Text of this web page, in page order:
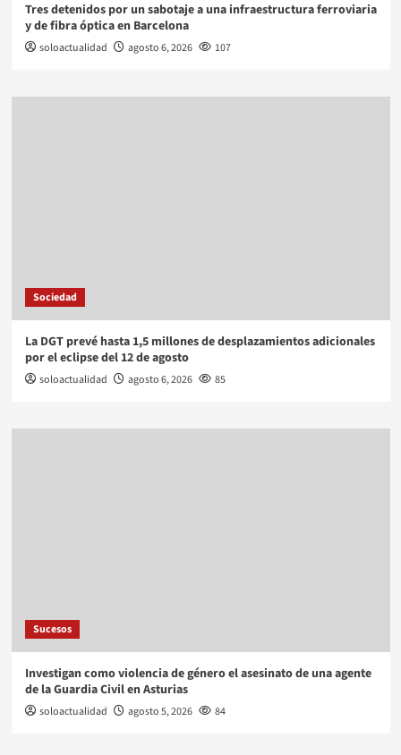
Tres detenidos por un sabotaje a una infraestructura ferroviaria
y de fibra óptica en Barcelona
soloactualidad agosto 6, 2026 107
Sociedad
La DGT prevé hasta 1,5 millones de desplazamientos adicionales
por el eclipse del 12 de agosto
soloactualidad agosto 6, 2026 85
Sucesos
Investigan como violencia de género el asesinato de una agente
de la Guardia Civil en Asturias
soloactualidad agosto 5, 2026 84